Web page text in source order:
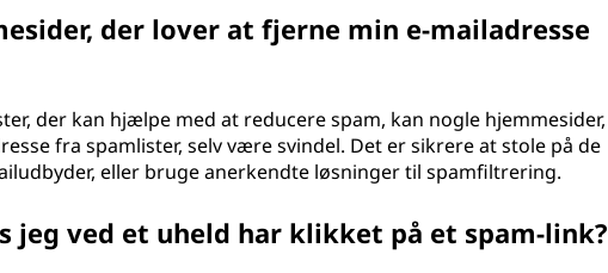
der lover at fjerne min e-mailadresse
der kan hjælpe med at reducere spam, kan nogle hjemmesider,
fra spamlister, selv være svindel. Det er sikrere at stole på de
eller bruge anerkendte løsninger til spamfiltrering.
jeg ved et uheld har klikket på et spam-link?